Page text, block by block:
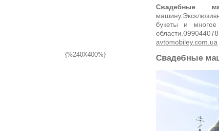
{%240X400%}
Свадебные
букеты и многое
avtomobiley.com.ua
Свадебные